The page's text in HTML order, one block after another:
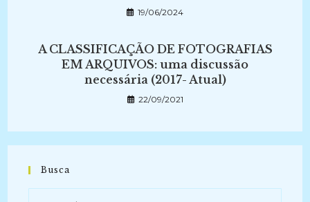
19/06/2024
A CLASSIFICAÇÃO DE FOTOGRAFIAS
EM ARQUIVOS: uma discussão
necessária (2017- Atual)
22/09/2021
Busca